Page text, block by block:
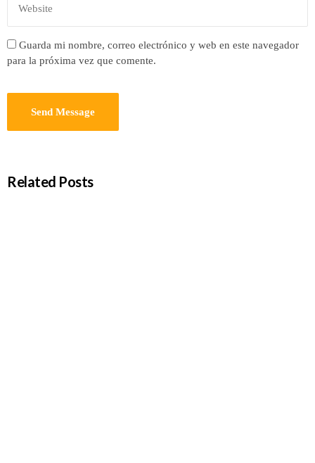
Guarda mi nombre, correo electrónico y web en este navegador
para la próxima vez que comente.
Related Posts